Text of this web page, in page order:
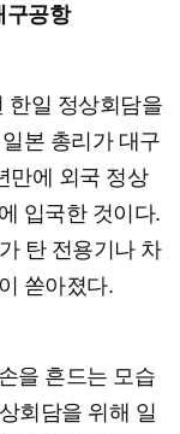
공항
한일 정상회담을
본 총리가 대구
만에 외국 정상
입국한 것이다.
탄 전용기나 차
쏟아졌다.
을 흔드는 모습
회담을 위해 일